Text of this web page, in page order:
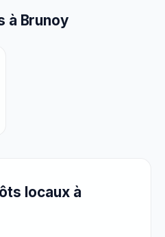
à Brunoy
locaux à